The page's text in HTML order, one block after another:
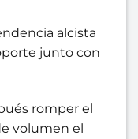
alcista
junto con
romper el
volumen el